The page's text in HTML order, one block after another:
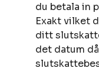
du betala in
Exakt vilket
ditt
det datum